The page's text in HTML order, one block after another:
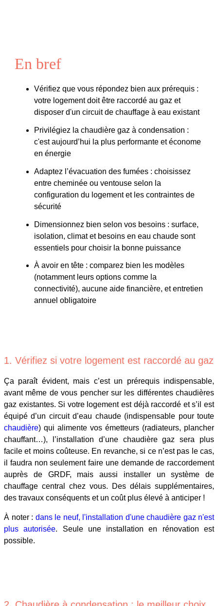
En bref
Vérifiez que vous répondez bien aux prérequis :
votre logement doit être raccordé au gaz et
disposer d'un circuit de chauffage à eau existant
Privilégiez la chaudière gaz à condensation :
c'est aujourd’hui la plus performante et économe
en énergie
Adaptez l’évacuation des fumées : choisissez
entre cheminée ou ventouse selon la
configuration du logement et les contraintes de
sécurité
Dimensionnez bien selon vos besoins : surface,
isolation, climat et besoins en eau chaude sont
essentiels pour choisir la bonne puissance
À avoir en tête : comparez bien les modèles
(notamment leurs options comme la
connectivité), aucune aide financière, et entretien
annuel obligatoire
1. Vérifiez si votre logement est raccordé au gaz
Ça paraît évident, mais c’est un prérequis indispensable,
avant même de vous pencher sur les différentes chaudières
gaz existantes. Si votre logement est déjà raccordé et s’il est
équipé d’un circuit d’eau chaude (indispensable pour toute
chaudière) qui alimente vos émetteurs (radiateurs, plancher
chauffant…), l’installation d’une chaudière gaz sera plus
facile et moins coûteuse. En revanche, si ce n’est pas le cas,
il faudra non seulement faire une demande de raccordement
auprès de GRDF, mais aussi installer un système de
chauffage central chez vous. Des délais supplémentaires,
des travaux conséquents et un coût plus élevé à anticiper !
À noter : dans le neuf, l'installation d'une chaudière gaz n'est
plus autorisée. Seule une installation en rénovation est
possible.